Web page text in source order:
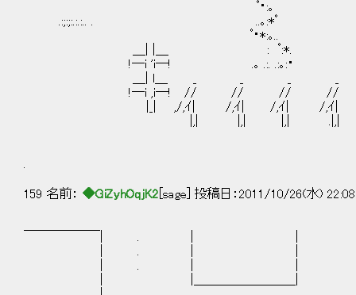
ﾟ・:｡
.:;:;:.:.:.. . ..｡:*ﾟ
ﾟ・*:｡..
＿| |＿ : ﾟ:*.
!―i 'i―! .｡ .:. .:｡:・
!―i ,i―! // // // //
|_| ,/,ｲ| /,ｲ| /,ｲ| /,ｲ| /
159 名前： ◆GiZyhOqjK2 [sage] 投稿日：2011/10/26(水)